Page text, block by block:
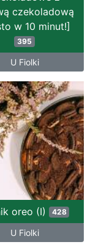
czekoladową
w 10 minut!]
395
U Fiolki
oreo (I) 428
U Fiolki